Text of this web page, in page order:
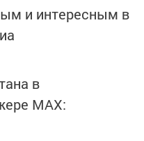
и интересным в
в
MАХ: